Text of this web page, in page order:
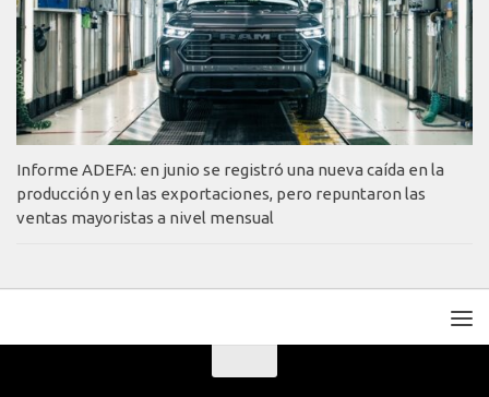
Informe ADEFA: en junio se registró una nueva caída en la
producción y en las exportaciones, pero repuntaron las
ventas mayoristas a nivel mensual